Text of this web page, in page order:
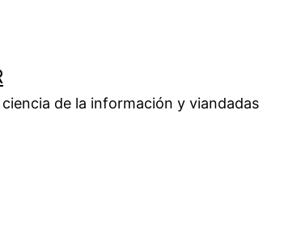
de la información y viandadas